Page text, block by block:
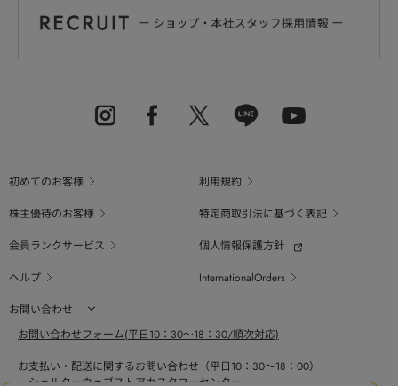
初めてのお客様
利用規約
株主優待のお客様
特定商取引法に基づく表記
会員ランクサービス
個人情報保護方針
ヘルプ
InternationalOrders
お問い合わせ
お問い合わせフォーム(平日10：30～18：30/順次対応)
お支払い・配送に関するお問い合わせ（平日10：30～18：00）
シェルターウェブストアカスタマーセンター